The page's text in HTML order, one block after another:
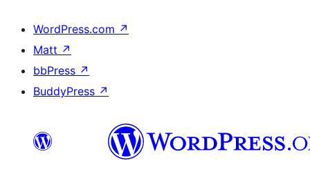
WordPress.com ↗
Matt ↗
bbPress ↗
BuddyPress ↗